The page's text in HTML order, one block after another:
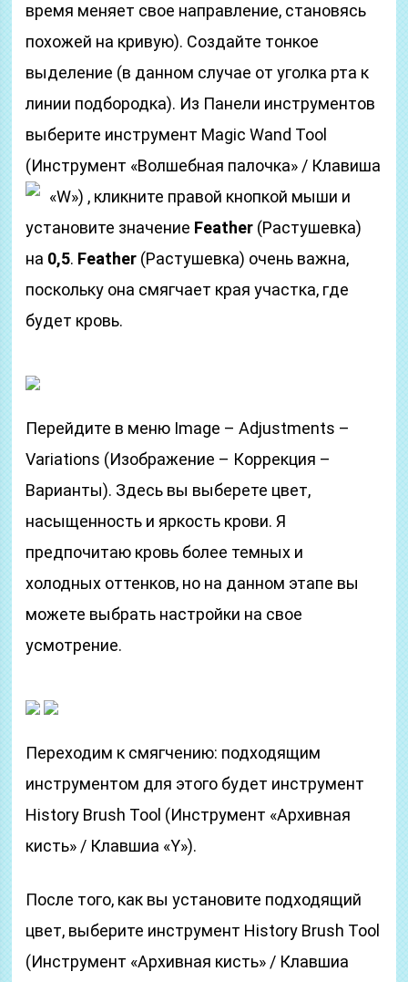
время меняет свое направление, становясь
похожей на кривую). Создайте тонкое
выделение (в данном случае от уголка рта к
линии подбородка). Из Панели инструментов
выберите инструмент Magic Wand Tool
(Инструмент «Волшебная палочка» / Клавиша
«W») , кликните правой кнопкой мыши и
установите значение Feather (Растушевка)
на 0,5. Feather (Растушевка) очень важна,
поскольку она смягчает края участка, где
будет кровь.
Перейдите в меню Image – Adjustments –
Variations (Изображение – Коррекция –
Варианты). Здесь вы выберете цвет,
насыщенность и яркость крови. Я
предпочитаю кровь более темных и
холодных оттенков, но на данном этапе вы
можете выбрать настройки на свое
усмотрение.
Переходим к смягчению: подходящим
инструментом для этого будет инструмент
History Brush Tool (Инструмент «Архивная
кисть» / Клавшиа «Y»).
После того, как вы установите подходящий
цвет, выберите инструмент History Brush Tool
(Инструмент «Архивная кисть» / Клавшиа